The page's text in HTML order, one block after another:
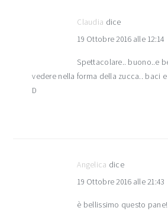
Claudia dice
19 Ottobre 2016 alle 12:14
Spettacolare.. buono..e
vedere nella forma della zucca.. baci
D
Angelica dice
19 Ottobre 2016 alle 21:43
è bellissimo questo